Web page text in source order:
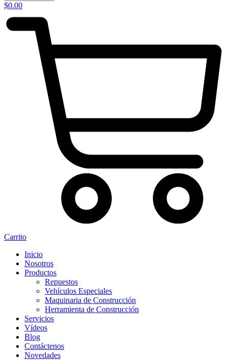
$0.00
Carrito
Inicio
Nosotros
Productos
Repuestos
Vehículos Especiales
Maquinaria de Construcción
Herramienta de Construcción
Servicios
Vídeos
Blog
Contáctenos
Novedades